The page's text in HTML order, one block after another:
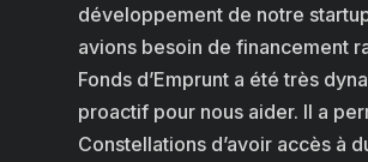
développement de notre
avions besoin de financement
Fonds d’Emprunt a été très
proactif pour nous aider. Il a
Constellations d’avoir accès à